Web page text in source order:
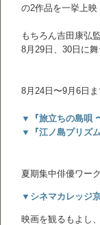
の2作品を一挙上映
もちろん吉田康弘
8月29日、30日に
8月24日〜9月6日
▼『旅立ちの島唄
▼『江ノ島プリズ
夏期集中俳優ワー
▼シネマカレッジ
映画を観るもよし